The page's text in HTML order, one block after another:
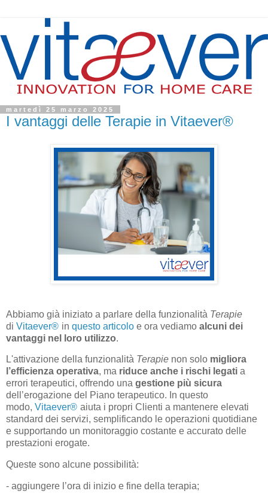
martedì 25 marzo 2025
I vantaggi delle Terapie in Vitaever®
Abbiamo già iniziato a parlare della funzionalità Terapie
di Vitaever® in questo articoloe ora vediamo alcuni dei
vantaggi nel loro utilizzo.
L'attivazione della funzionalità Terapie non solo migliora
l’efficienza operativa, ma riduce anche i rischi legati a
errori terapeutici, offrendo una gestione più sicura
dell’erogazione del Piano terapeutico. In questo
modo, Vitaever® aiuta i propri Clienti a mantenere elevati
standard dei servizi, semplificando le operazioni quotidiane
e supportando un monitoraggio costante e accurato delle
prestazioni erogate.
Queste sono alcune possibilità:
- aggiungere l’ora di inizio e fine della terapia;